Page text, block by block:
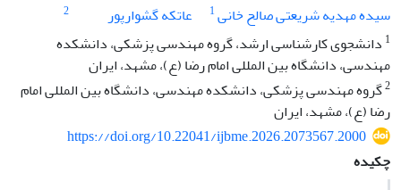
سیده مهدیه شریعتی صالح خانی1 عاتکه گشوارپور
2
1 دانشجوی کارشناسی ارشد، گروه مهندسی پزشکی، دانشکده
مهندسی، دانشگاه بین المللی امام رضا (ع)، مشهد، ایران
2گروه مهندسی پزشکی، دانشکده مهندسی، دانشگاه بین المللی امام
رضا (ع)، مشهد، ایران
https://doi.org/10.22041/ijbme.2026.2073567.2000
چکیده